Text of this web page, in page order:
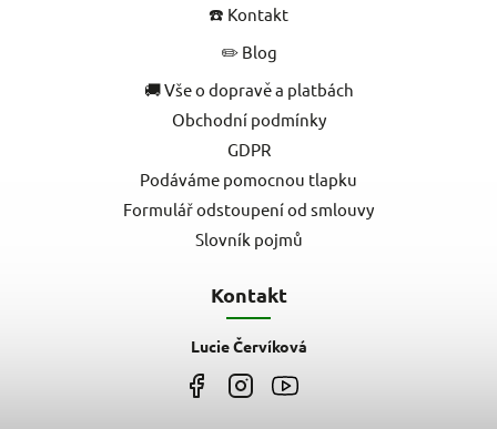
☎️ Kontakt
✏️ Blog
🚚 Vše o dopravě a platbách
Obchodní podmínky
GDPR
Podáváme pomocnou tlapku
Formulář odstoupení od smlouvy
Slovník pojmů
Kontakt
Lucie Červíková